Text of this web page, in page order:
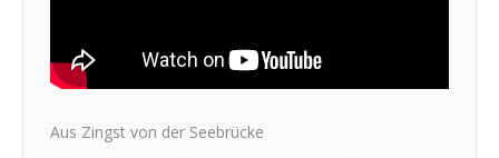
Aus Zingst von der Seebrücke